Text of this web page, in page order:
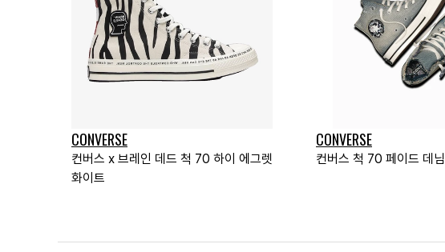
CONVERSE
컨버스 x 브레인 데드 척 70 하이 에그렛
화이트
CONVERSE
컨버스 척 70 페이드 데님